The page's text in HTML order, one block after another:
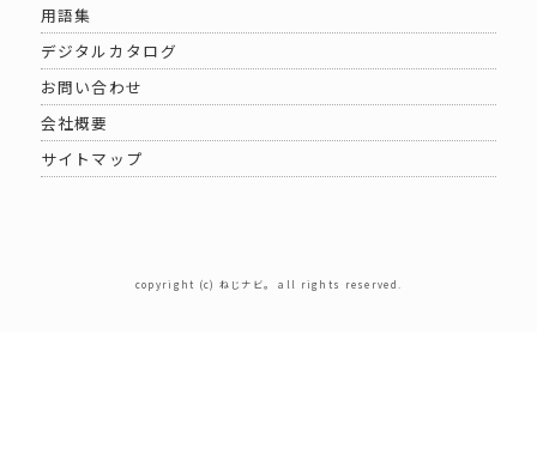
用語集
デジタルカタログ
お問い合わせ
会社概要
サイトマップ
copyright (c) ねじナビ。 all rights reserved.